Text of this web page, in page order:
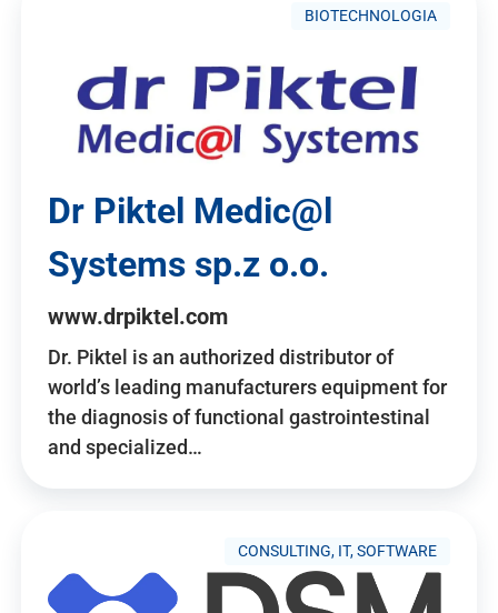
BIOTECHNOLOGIA
Dr Piktel Medic@l
Systems sp.z o.o.
www.drpiktel.com
Dr. Piktel is an authorized distributor of
world’s leading manufacturers equipment for
the diagnosis of functional gastrointestinal
and specialized…
CONSULTING, IT, SOFTWARE